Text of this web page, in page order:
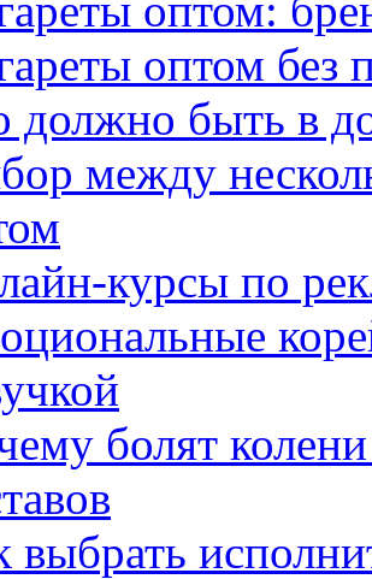
оптом без
должно быть в
между
курсы по
болят
выбрать